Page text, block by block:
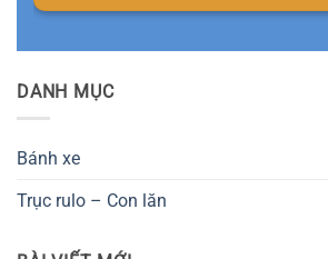
DANH MỤC
Bánh xe
Trục rulo – Con lăn